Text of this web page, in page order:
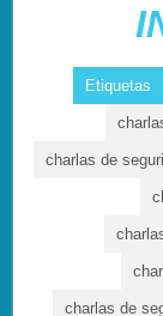
Etiquetas
charlas de
charlas de